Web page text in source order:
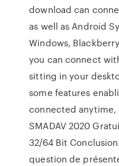
download can
as well as Android
Windows,
you can connect
sitting in your
some features
connected anytime,
SMADAV 2020
32/64 Bit
question de